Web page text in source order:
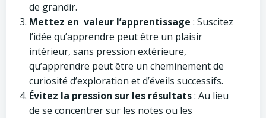
de grandir.
Mettez en valeur l’apprentissage : Suscitez
l’idée qu’apprendre peut être un plaisir
intérieur, sans pression extérieure,
qu’apprendre peut être un cheminement de
curiosité d’exploration et d’éveils successifs.
Évitez la pression sur les résultats: Au lieu
de se concentrer sur les notes ou les